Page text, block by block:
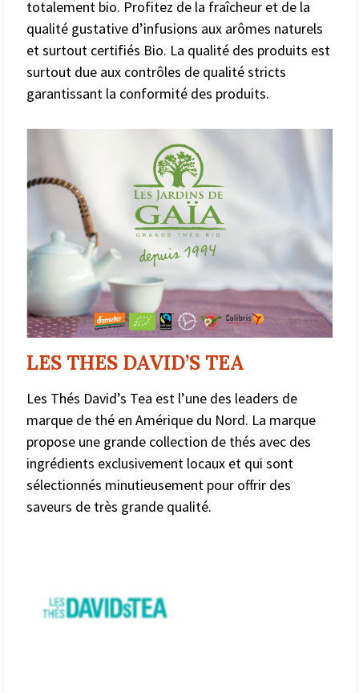
totalement bio. Profitez de la fraîcheur et de la
qualité gustative d’infusions aux arômes naturels
et surtout certifiés Bio. La qualité des produits est
surtout due aux contrôles de qualité stricts
garantissant la conformité des produits.
LES THES DAVID’S TEA
Les Thés David’s Tea est l’une des leaders de
marque de thé en Amérique du Nord. La marque
propose une grande collection de thés avec des
ingrédients exclusivement locaux et qui sont
sélectionnés minutieusement pour offrir des
saveurs de très grande qualité.